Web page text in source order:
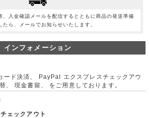
、入金確認メールを配信するとともに商品の発送準備
ら、メールでお知らせいたします。
インフォメーション
ード決済、 PayPal エクスプレスチェックアウ
、 現金書留、 をご用意しております。
ェックアウト